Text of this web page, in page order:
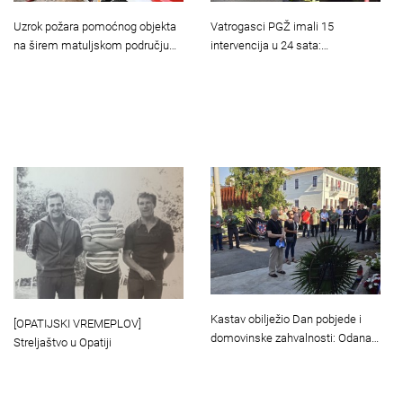
Uzrok požara pomoćnog objekta
na širem matuljskom području…
Vatrogasci PGŽ imali 15
intervencija u 24 sata:…
[OPATIJSKI VREMEPLOV]
Streljaštvo u Opatiji
Kastav obilježio Dan pobjede i
domovinske zahvalnosti: Odana…